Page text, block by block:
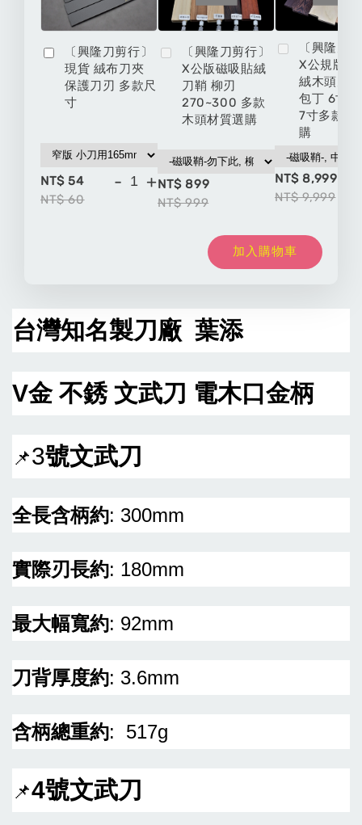
〔興隆刀剪行〕
現貨 絨布刀夾
保護刀刃 多款尺
寸
NT$ 54
NT$ 60
- +
〔興隆刀剪行〕
X公版磁吸貼絨
刀鞘 柳刃
270~300 多款
木頭材質選購
NT$ 899
NT$ 999
〔興隆刀
X公規版磁
絨木頭刀
包丁 6寸
7寸多款材
購
NT$ 8,999
NT$ 9,999
加入購物車
台灣知名製刀廠 葉添
V金 不銹 文武刀 電木口金柄
📌3號文武刀
全長含柄約: 300mm
實際刃長約: 180mm
最大幅寬約: 92mm
刀背厚度約: 3.6mm
含柄總重約: 517g
📌4號文武刀